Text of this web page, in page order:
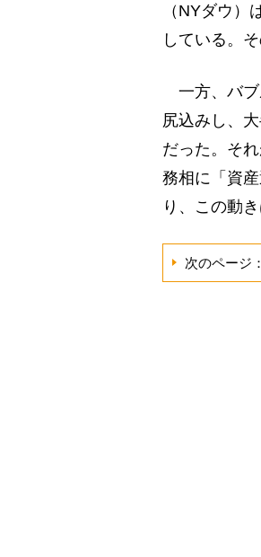
（NYダウ
している。
一方、バブ
尻込みし、
だった。そ
務相に「資
り、この動
次のページ